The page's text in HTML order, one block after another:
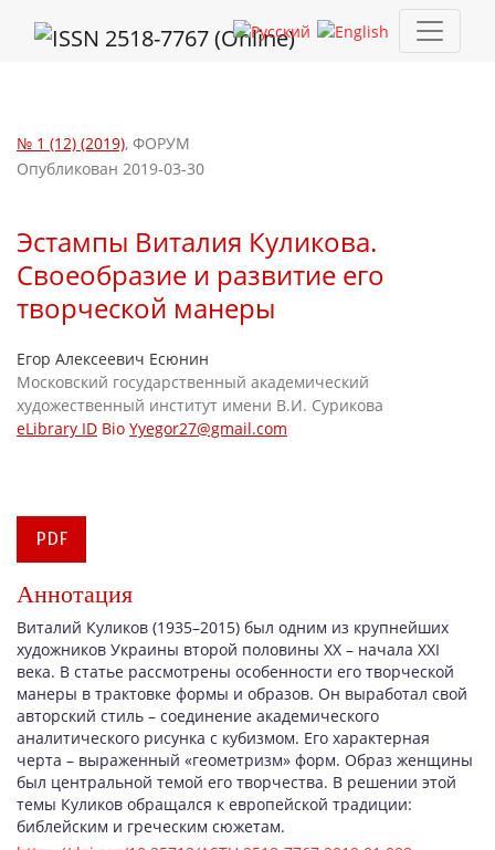
Эстампы Виталия Куликова. Своеобразие и развитие его
№ 1 (12) (2019), ФОРУМ
Эстампы Виталия Куликова.
Своеобразие и развитие его
творческой манеры
Опубликован 2019-03-30
Егор Алексеевич Есюнин
Московский государственный академический
художественный институт имени В.И. Сурикова
eLibrary ID Bio Yyegor27@gmail.com
PDF
Аннотация
Виталий Куликов (1935–2015) был одним из крупнейших
художников Украины второй половины XX – начала XXI
века. В статье рассмотрены особенности его творческой
манеры в трактовке формы и образов. Он выработал свой
авторский стиль – соединение академического
аналитического рисунка с кубизмом. Его характерная
черта – выраженный «геометризм» форм. Образ женщины
был центральной темой его творчества. В решении этой
темы Куликов обращался к европейской традиции:
библейским и греческим сюжетам.